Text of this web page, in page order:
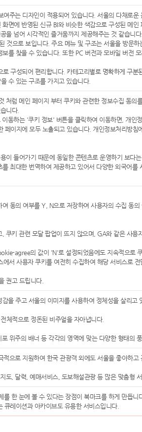
주는 디자인이 적용되어 있습니다. 서울의 다채로
면에 반영된 신규 BI와 비슷한 색감으로 구성된 메
을 넘어 시각적인 즐거움까지 제공해주는 것 같습니다.
것으로 보입니다. 주요 메뉴 및 구조는 서울을 방문
를 찾을 수 있습니다. 또한 PC 버전과 모바일 버전
구성되어 편리합니다. 카테고리별로 명확하게 구
수 있는 구조를 가지고 있습니다.
처럼 메인 페이지 부터 쿠키와 관련한 정보수집 동
니다.
동하는 '쿠키 정보' 버튼을 클릭하여 이동하면, 개인
페이지에 모두 노출되고 있습니다. 개인정보처리방
이 들어가기 때문에 동일한 콘텐츠로 운영하기 보다
최대한 번역하여 제공하고 있어서 다양한 외국어
동의 여부를 Y, N으로 저장하여 사용자의 수집 동
키 관련 모달 팝업이 뜨지 않으며, GA와 같은 사용
agree의 값이 'N'로 설정되었음에도 지속적으로
사용자 쿠키를 여전히 수집하여 해당 서비스로 전
권고 드립니다.
을 주고 서울의 이미지를 사용하여 정체성을 살리고
체적으로 정돈된 비주얼을 자아냅니다.
위주의 배너 등 각각의 영역에 맞는 다양한 형태의
으로 지원하여 한국 관광객 외에도 서울을 좋아하
도, 달력, 예매서비스, 도보해설관광 등 많은 맞춤형
한 눈에 볼 수 있다는 장점이 북마크를 하게 만듭
레이션과 아카이브도 유용한 서비스입니다.